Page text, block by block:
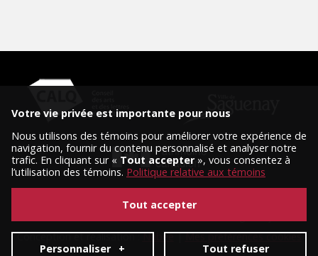
Conception et réalisation :Nubee|Mes préférences cookies
Votre vie privée est importante pour nous
Nous utilisons des témoins pour améliorer votre expérience de
navigation, fournir du contenu personnalisé et analyser notre
trafic. En cliquant sur « Tout accepter», vous consentez à
l’utilisation des témoins. Politique relative aux témoins
Personnaliser + Tout refuser
Tout accepter